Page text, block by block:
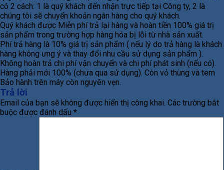
có 2 cách: 1 là quý khách đến nhận trực tiếp tại Công ty, 2 là
chúng tôi sẽ chuyển khoản ngân hàng cho quý khách.
Quý khách được Miễn phí trả lại hàng và hoàn tiền 100% giá trị
sản phẩm trong trường hợp hàng hóa bị lỗi từ nhà sản xuất.
Phí trả hàng là 10% giá trị sản phẩm ( nếu lý do trả hàng là khách
hàng không ưng ý và thay đổi nhu cầu sử dụng sản phẩm ).
Không hoàn trả chi phí vận chuyển và chi phí phát sinh (nếu có).
Hàng phải mới 100% (chưa qua sử dụng). Còn vỏ thùng và tem
Bảo hành trên máy còn nguyên vẹn.
Trả lời
Email của bạn sẽ không được hiển thị công khai. Các trường bắt
buộc được đánh dấu *